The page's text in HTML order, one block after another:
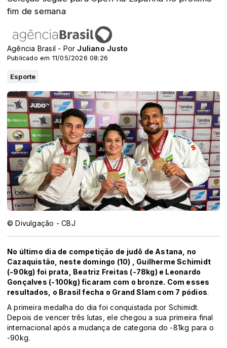
fim de semana
Agência Brasil - Por Juliano Justo
Publicado em 11/05/2026 08:26
Esporte
© Divulgação - CBJ
No último dia de competição de judô de Astana, no
Cazaquistão, neste domingo (10) , Guilherme Schimidt
(-90kg) foi prata, Beatriz Freitas (-78kg) e Leonardo
Gonçalves (-100kg) ficaram com o bronze. Com esses
resultados, o Brasil fecha o Grand Slam com 7 pódios.
A primeira medalha do dia foi conquistada por Schimidt.
Depois de vencer três lutas, ele chegou a sua primeira final
internacional após a mudança de categoria do -81kg para o
-90kg.